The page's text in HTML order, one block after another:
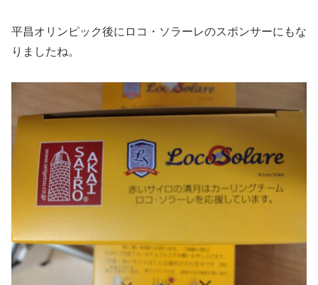
平昌オリンピック後にロコ・ソラーレのスポンサーにもな
りましたね。